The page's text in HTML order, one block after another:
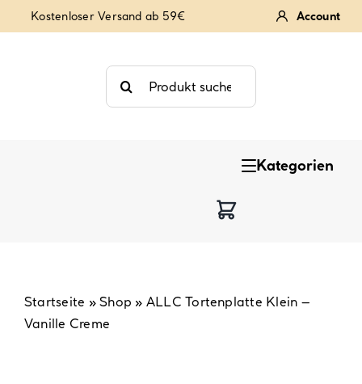
Inhalt
Kostenloser Versand ab 59€ Account
Suche
nach:
Kategorien
Backzubehör & Backwerkzeug
Startseite »Shop » ALLC Tortenplatte Klein –
Vanille Creme